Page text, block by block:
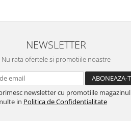
NEWSLETTER
Nu rata ofertele si promotiile noastre
newsletter cu promotiile
in Politica de Confidentialitate